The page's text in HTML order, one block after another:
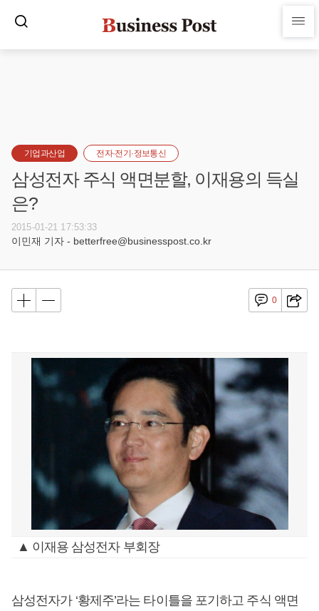
기업과산업 전자·전기·정보통신
삼성전자 주식 액면분할, 이재용의 득실
은?
2015-01-21 17:53:33
이민재 기자 - betterfree@businesspost.co.kr
0
▲ 이재용 삼성전자 부회장
삼성전자가 ‘황제주’라는 타이틀을 포기하고 주식 액면